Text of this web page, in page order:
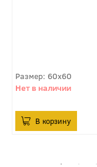
60x60